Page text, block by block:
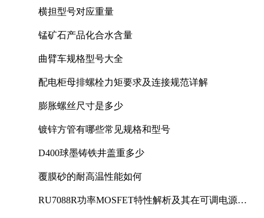
横担型号对应重量
锰矿石产品化合水含量
曲臂车规格型号大全
配电柜母排螺栓力矩要求及连接规范详解
膨胀螺丝尺寸是多少
镀锌方管有哪些常见规格和型号
D400球墨铸铁井盖重多少
覆膜砂的耐高温性能如何
RU7088R功率MOSFET特性解析及其在可调电源设